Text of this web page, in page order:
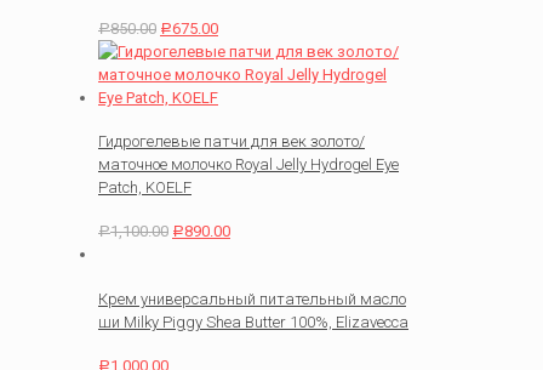
Р850.00 Р675.00
Гидрогелевые патчи для век золото/
маточное молочко Royal Jelly Hydrogel Eye
Patch, KOELF
Р1,100.00 Р890.00
Крем универсальный питательный масло
ши Milky Piggy Shea Butter 100%, Elizavecca
Р 1,000.00